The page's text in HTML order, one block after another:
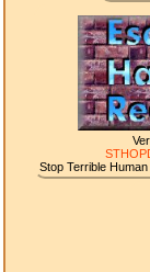
Stop Terrible